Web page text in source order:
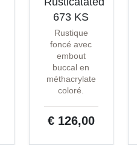
673 KS
Rustique
foncé avec
embout
buccal en
méthacrylate
coloré.
€ 126,00